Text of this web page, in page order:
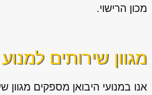
מכון הרישוי.
מגוון שירותים
אנו במנועי היבואן מספקים מגוון